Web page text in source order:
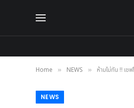
Home » NEWS » ห้ามไม่ทัน !! เช
NEWS